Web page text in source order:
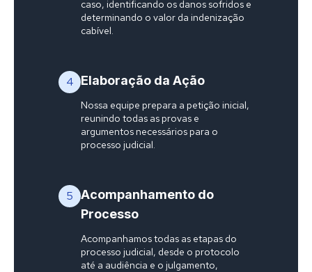
caso, identificando os danos sofridos e
determinando o valor da indenização
cabível.
4 Elaboração da Ação
Nossa equipe prepara a petição inicial,
reunindo todas as provas e
argumentos necessários para o
processo judicial.
5 Acompanhamento do
Processo
Acompanhamos todas as etapas do
processo judicial, desde o protocolo
até a audiência e o julgamento,